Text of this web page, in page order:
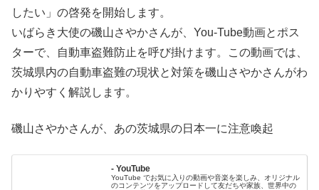
したい」の啓発を開始します。
いばらき大使の磯山さやかさんが、You-Tube動画とポス
ターで、自動車盗難防止を呼び掛けます。この動画では、
茨城県内の自動車盗難の現状と対策を磯山さやかさんがわ
かりやすく解説します。
磯山さやかさんが、あの茨城県の日本一に注意喚起
- YouTube
YouTube でお気に入りの動画や音楽を楽しみ、オリジナル
のコンテンツをアップロードして友だちや家族、世界中の